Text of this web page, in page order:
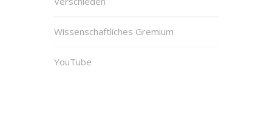
Wissenschaftliches Gremium
YouTube